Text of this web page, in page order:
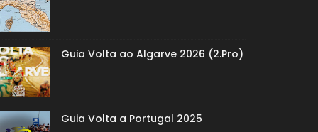
Guia Volta ao Algarve 2026 (2.Pro)
Guia Volta a Portugal 2025